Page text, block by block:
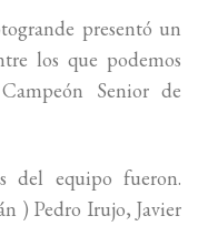
presentó un
los que podemos
Senior de
del equipo fueron.
) Pedro Irujo, Javier